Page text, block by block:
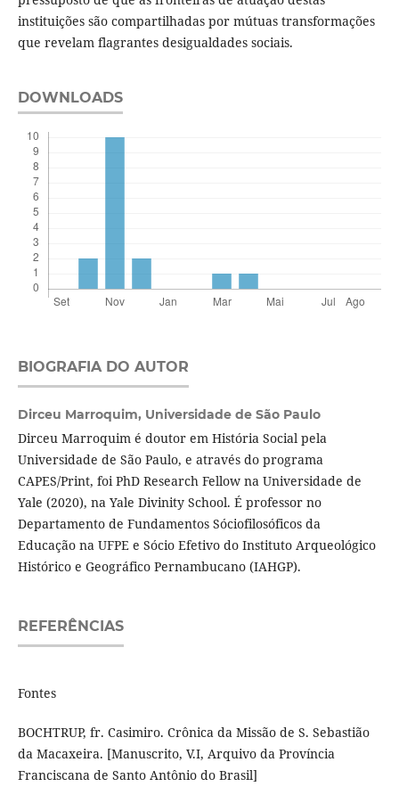
instituições são compartilhadas por mútuas transformações
que revelam flagrantes desigualdades sociais.
DOWNLOADS
BIOGRAFIA DO AUTOR
Dirceu Marroquim, Universidade de São Paulo
Dirceu Marroquim é doutor em História Social pela
Universidade de São Paulo, e através do programa
CAPES/Print, foi PhD Research Fellow na Universidade de
Yale (2020), na Yale Divinity School. É professor no
Departamento de Fundamentos Sóciofilosóficos da
Educação na UFPE e Sócio Efetivo do Instituto Arqueológico
Histórico e Geográfico Pernambucano (IAHGP).
REFERÊNCIAS
Fontes
BOCHTRUP, fr. Casimiro. Crônica da Missão de S. Sebastião
da Macaxeira. [Manuscrito, V.I, Arquivo da Província
Franciscana de Santo Antônio do Brasil]